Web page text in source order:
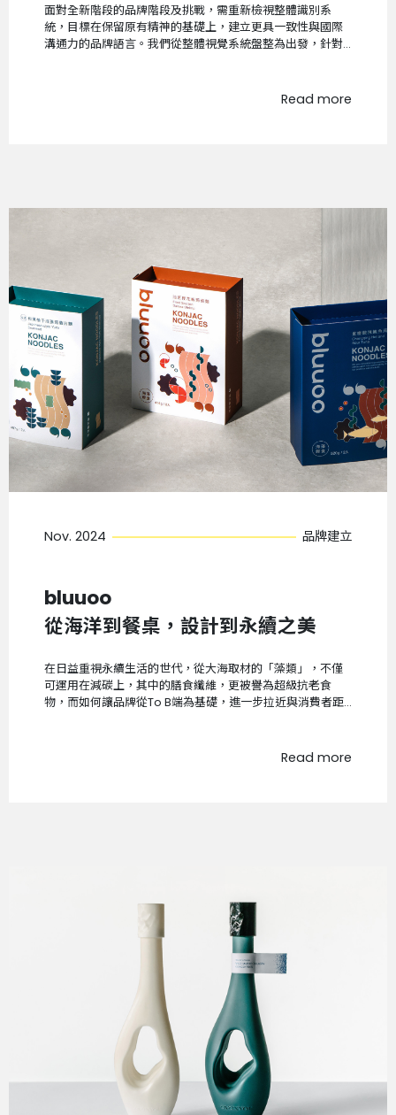
面對全新階段的品牌階段及挑戰，需重新檢視整體識別系
統，目標在保留原有精神的基礎上，建立更具一致性與國際
溝通力的品牌語言。我們從整體視覺系統盤整為出發，針對
Read more
Nov. 2024 品牌建立
bluuoo
從海洋到餐桌，設計到永續之美
在日益重視永續生活的世代，從大海取材的「藻類」，不僅
可運用在減碳上，其中的膳食纖維，更被譽為超級抗老食
物，而如何讓品牌從To B端為基礎，進一步拉近與消費者距
Read more